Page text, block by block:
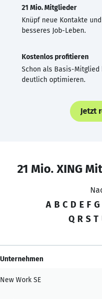
21 Mio. Mitglieder
Knüpf neue Kontakte
besseres Job-Leben.
Kostenlos profitieren
Schon als Basis-Mitglied
deutlich optimieren.
Jetzt
21 Mio. XING
A B C D E F G
Q R S T
Unternehmen
New Work SE